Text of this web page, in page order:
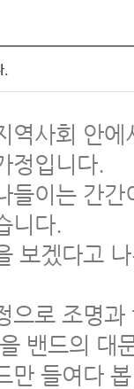
역사회 안
정입니다.
들이는 간
니다.
보겠다고
으로 조명
밴드의 대
만 들여다